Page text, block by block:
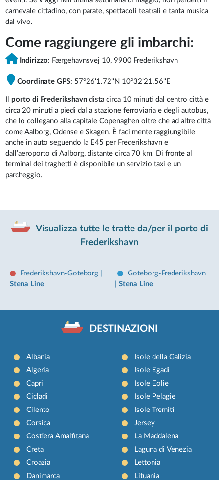
carnevale cittadino, con parate, spettacoli teatrali e tanta musica
dal vivo.
Come raggiungere gli imbarchi:
Indirizzo: Færgehavnsvej 10, 9900 Frederikshavn
Coordinate GPS: 57°26'1.72''N 10°32'21.56''E
porto di Frederikshavn dista circa 10 minuti dal centro città e
circa 20 minuti a piedi dalla stazione ferroviaria e degli autobus,
che lo collegano alla capitale Copenaghen oltre che ad altre città
come Aalborg, Odense e Skagen. È facilmente raggiungibile
anche in auto seguendo la E45 per Frederikshavn e
dall’aeroporto di Aalborg, distante circa 70 km. Di fronte al
terminal dei traghetti è disponibile un servizio taxi e un
parcheggio.
Visualizza tutte le tratte da/per il porto di
Frederikshavn
Frederikshavn-Goteborg
Stena Line
Goteborg-Frederikshavn
|Stena Line
DESTINAZIONI
Albania
Algeria
Capri
Cicladi
Cilento
Corsica
Costiera Amalfitana
Creta
Croazia
Danimarca
Isole della Galizia
Isole Egadi
Isole Eolie
Isole Pelagie
Isole Tremiti
Jersey
La Maddalena
Laguna di Venezia
Lettonia
Lituania